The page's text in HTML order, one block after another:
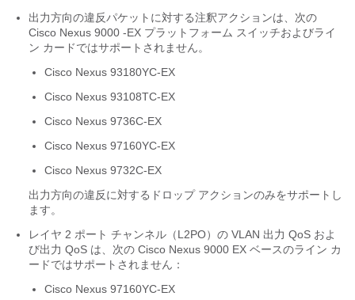
出力方向の違反パケットに対する注釈アクションは、次の
Cisco Nexus 9000 -EX プラットフォーム スイッチおよびライ
ン カードではサポートされません。
Cisco Nexus 93180YC-EX
Cisco Nexus 93108TC-EX
Cisco Nexus 9736C-EX
Cisco Nexus 97160YC-EX
Cisco Nexus 9732C-EX
出力方向の違反に対するドロップ アクションのみをサポートし
ます。
レイヤ 2 ポート チャンネル（L2PO）の VLAN 出力 QoS およ
び出力 QoS は、次の Cisco Nexus 9000 EX ベースのライン カ
ードではサポートされません：
Cisco Nexus 97160YC-EX